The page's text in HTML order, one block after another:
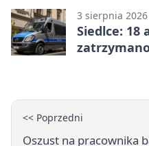
3 sierpnia 2026
Siedlce: 18
<< Poprzedni
Oszust na pracownika